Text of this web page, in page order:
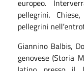
europeo.
pellegrini.
pellegrini
Giannino Balbis,
genovese (Storia